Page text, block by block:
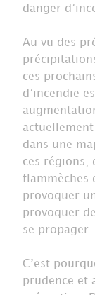
danger
Au vu des
ces
d’incendie
dans une
ces régions,
flammèches
provoquer
provoquer
se propager.
C’est
prudence et